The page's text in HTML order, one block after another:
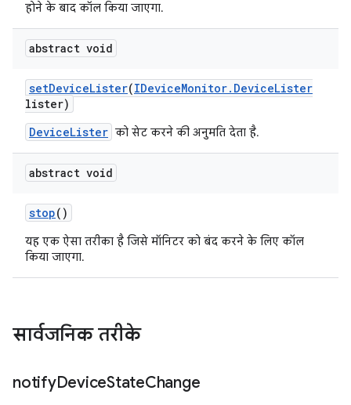
होने के बाद कॉल किया जाएगा.
abstract void
setDeviceLister(IDeviceMonitor. DeviceLister
lister)
DeviceLister को सेट करने की अनुमति देता है.
abstract void
stop()
यह एक ऐसा तरीका है जिसे मॉनिटर को बंद करने के लिए कॉल
किया जाएगा.
सार्वजनिक तरीके
notifyDeviceStateChange